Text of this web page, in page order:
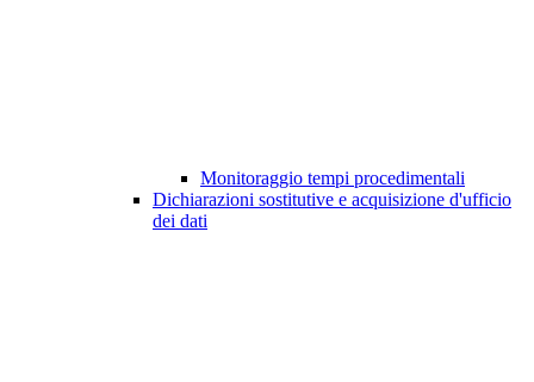
Monitoraggio tempi procedimentali
Dichiarazioni sostitutive e acquisizione d'ufficio
dei dati